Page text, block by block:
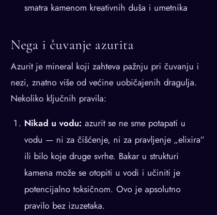
smatra kamenom kreativnih duša i umetnika
Nega i čuvanje azurita
Azurit je mineral koji zahteva pažnju pri čuvanju i
nezi, znatno više od većine uobičajenih dragulja.
Nekoliko ključnih pravila:
Nikad u vodu: azurit se ne sme potapati u
vodu — ni za čišćenje, ni za pravljenje „elixira“
ili bilo koje druge svrhe. Bakar u strukturi
kamena može se otopiti u vodi i učiniti je
potencijalno toksičnom. Ovo je apsolutno
pravilo bez izuzetaka.